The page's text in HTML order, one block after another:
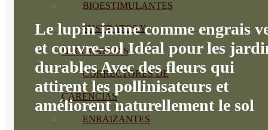
BIOESTIMULANTES
SUSTRATOS Y
DECORATIVAS
CORRECTORES DE
CARENCIAS
ENRAIZANTES
Le lupin jaune comme engrais
et couvre-sol Idéal pour les
durables Avec des fleurs qui
attirent les pollinisateurs et
améliorent naturellement le sol